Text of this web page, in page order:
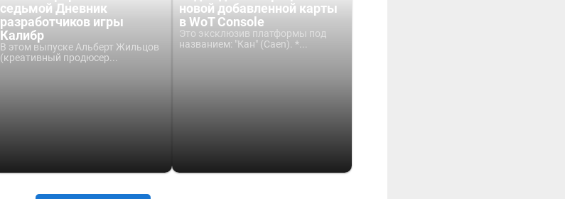
седьмой Дневник
разработчиков игры
Калибр
В этом выпуске Альберт Жильцов
(креативный продюсер...
новой добавленной карты
в WoT Console
Это эксклюзив платформы под
названием: "Кан" (Caen). *...